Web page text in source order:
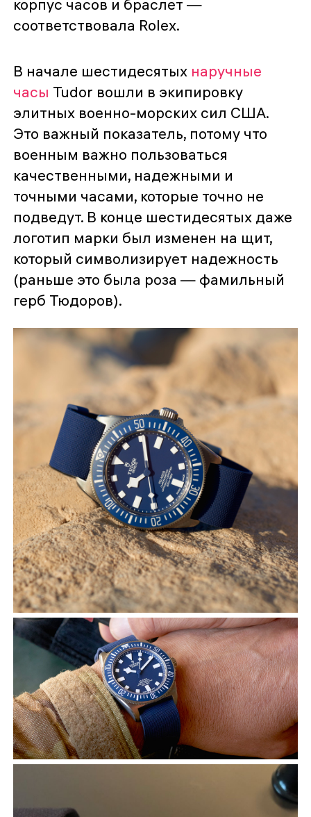
корпус часов и браслет —
соответствовала Rolex.
В начале шестидесятых наручные
часы Tudor вошли в экипировку
элитных военно-морских сил США.
Это важный показатель, потому что
военным важно пользоваться
качественными, надежными и
точными часами, которые точно не
подведут. В конце шестидесятых даже
логотип марки был изменен на щит,
который символизирует надежность
(раньше это была роза — фамильный
герб Тюдоров).